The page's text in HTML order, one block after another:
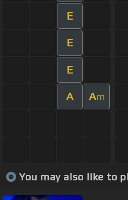
E
E
E
A Am
You may also like to